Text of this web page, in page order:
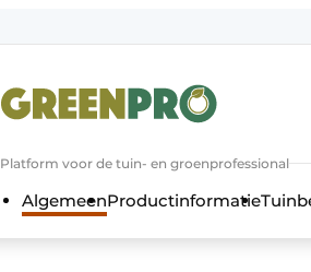
Algemene voorwaarden
Contact
Platform voor de tuin- en groenprofessional
AlgemeenProductinformatie